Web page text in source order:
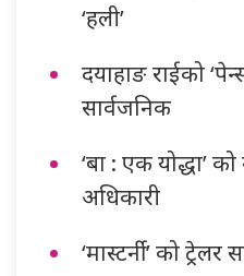
‘हली’
दयाहाङ राईको
सार्वजनिक
‘बा : एक योद्धा’
अधिकारी
‘मास्टर्नी’ को ट्रेलर